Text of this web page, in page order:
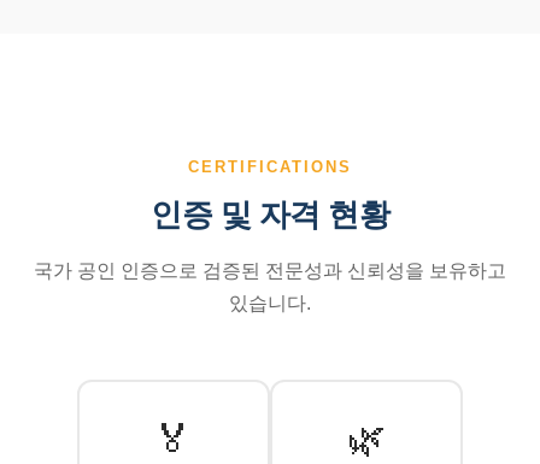
CERTIFICATIONS
인증 및 자격 현황
국가 공인 인증으로 검증된 전문성과 신뢰성을 보유하고
있습니다.
🏅 🌿